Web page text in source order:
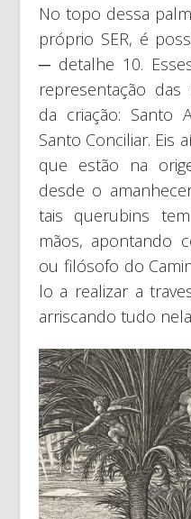
No topo dessa
próprio SER, é
─ detalhe 10.
representação
da criação: Santo
Santo Conciliar. Eis
que estão na
desde o
tais querubins
mãos, apontando
ou filósofo do
lo a realizar a
arriscando tudo